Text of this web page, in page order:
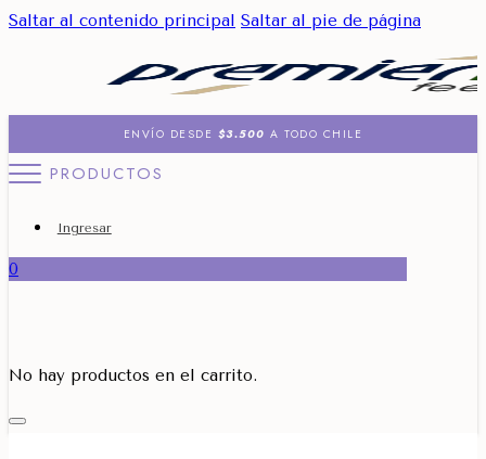
Saltar al contenido principal Saltar al pie de página
ENVÍO DESDE $3.500 A TODO CHILE
PRODUCTOS
Ingresar
0
No hay productos en el carrito.